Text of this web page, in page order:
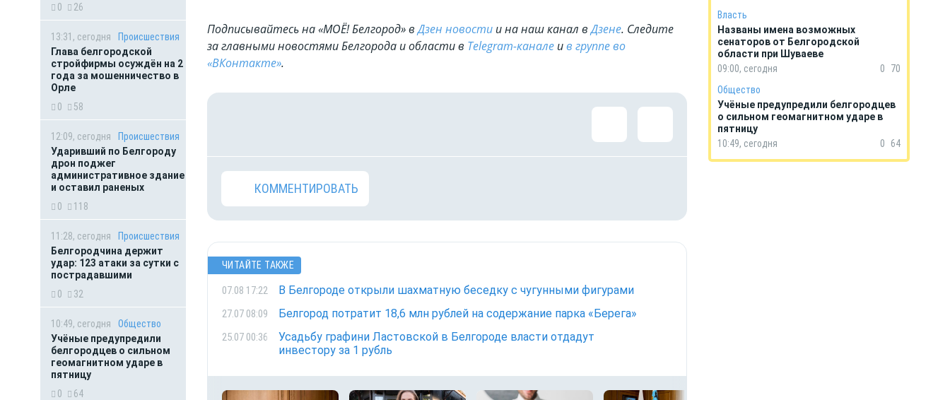
0
26
13:31, сегодня
Происшествия
Глава белгородской
стройфирмы осуждён на 2
года за мошенничество в
Орле
0
58
12:09, сегодня
Происшествия
Ударивший по Белгороду
дрон поджег
административное здание
и оставил раненых
0
118
11:28, сегодня
Происшествия
Белгородчина держит
удар: 123 атаки за сутки с
пострадавшими
0
32
10:49, сегодня
Общество
Учёные предупредили
белгородцев о сильном
геомагнитном ударе в
пятницу
0
64
Подписывайтесь на «МОЁ! Белгород» вДзен новости и на наш канал вДзене. Cледите
за главными новостями Белгорода и области в Telegram-канале ив группе во
«ВКонтакте».
КОММЕНТИРОВАТЬ
ЧИТАЙТЕ ТАКЖЕ
07.08 17:22 В Белгороде открыли шахматную беседку с чугунными фигурами
27.07 08:09 Белгород потратит 18,6 млн рублей на содержание парка «Берега»
25.07 00:36
Усадьбу графини Ластовской в Белгороде власти отдадут
инвестору за 1 рубль
Власть
Названы имена возможных
сенаторов от Белгородской
области при Шуваеве
09:00, сегодня
0
70
Общество
Учёные предупредили белгородцев
о сильном геомагнитном ударе в
пятницу
10:49, сегодня
0 64